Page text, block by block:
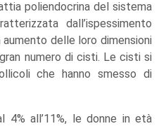
poliendocrina del sistema
dall’ispessimento
delle loro dimensioni
numero di cisti. Le cisti si
che hanno smesso di
all’11%, le donne in età